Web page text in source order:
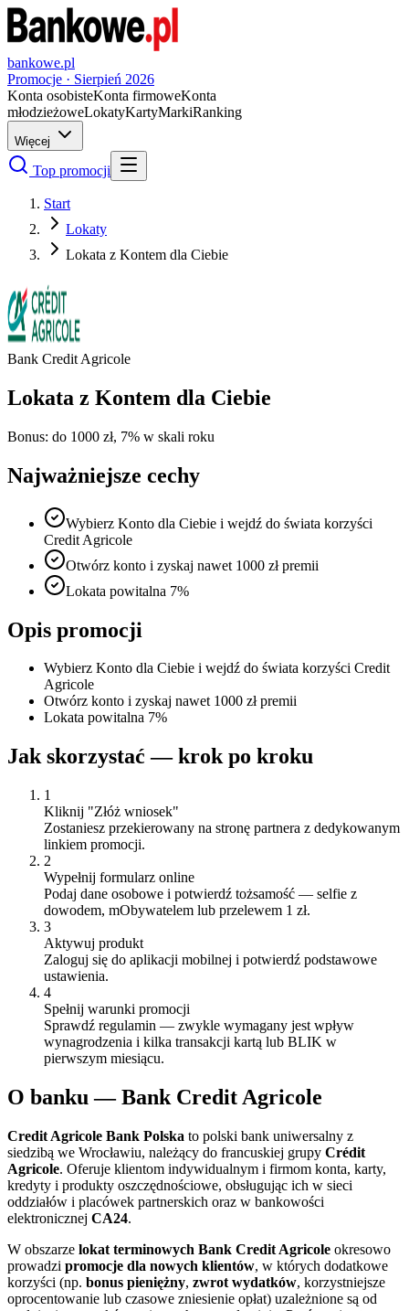
bankowe.pl
Promocje · Sierpień 2026
Konta osobisteKonta firmoweKonta
młodzieżoweLokatyKartyMarkiRanking
Więcej
Top promocji
Start
Lokaty
Lokata z Kontem dla Ciebie
Bank Credit Agricole
Lokata z Kontem dla Ciebie
Bonus: do 1000 zł, 7% w skali roku
Najważniejsze cechy
Wybierz Konto dla Ciebie i wejdź do świata korzyści
Credit Agricole
Otwórz konto i zyskaj nawet 1000 zł premii
Lokata powitalna 7%
Opis promocji
Wybierz Konto dla Ciebie i wejdź do świata korzyści Credit
Agricole
Otwórz konto i zyskaj nawet 1000 zł premii
Lokata powitalna 7%
Jak skorzystać — krok po kroku
1
Kliknij "Złóż wniosek"
Zostaniesz przekierowany na stronę partnera z dedykowanym
linkiem promocji.
2
Wypełnij formularz online
Podaj dane osobowe i potwierdź tożsamość — selfie z
dowodem, mObywatelem lub przelewem 1 zł.
3
Aktywuj produkt
Zaloguj się do aplikacji mobilnej i potwierdź podstawowe
ustawienia.
4
Spełnij warunki promocji
Sprawdź regulamin — zwykle wymagany jest wpływ
wynagrodzenia i kilka transakcji kartą lub BLIK w
pierwszym miesiącu.
O banku —Bank Credit Agricole
Credit Agricole Bank Polska to polski bank uniwersalny z
siedzibą we Wrocławiu, należący do francuskiej grupy Crédit
Agricole. Oferuje klientom indywidualnym i firmom konta, karty,
kredyty i produkty oszczędnościowe, obsługując ich w sieci
oddziałów i placówek partnerskich oraz w bankowości
elektronicznej CA24.
W obszarze lokat terminowych Bank Credit Agricole okresowo
prowadzi promocje dla nowych klientów, w których dodatkowe
korzyści (np. bonus pieniężny, zwrot wydatków, korzystniejsze
oprocentowanie lub czasowe zniesienie opłat) uzależnione są od